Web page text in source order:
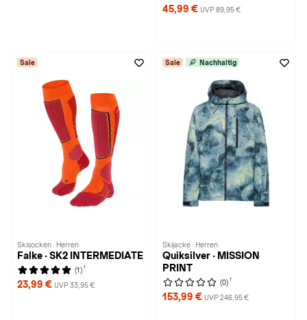
45,99 € UVP 89,95 €
Sale
Skisocken · Herren
Falke · SK2 INTERMEDIATE
(1) 1
23,99 € UVP 33,95 €
Sale Nachhaltig
Skijacke · Herren
Quiksilver · MISSION
PRINT
(0) 1
153,99 € UVP 246,95 €